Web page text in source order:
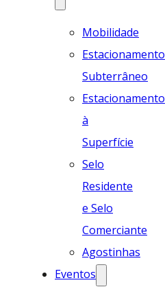
Mobilidade
Estacionamento
Subterrâneo
Estacionamento
à
Superfície
Selo
Residente
e Selo
Comerciante
Agostinhas
Eventos